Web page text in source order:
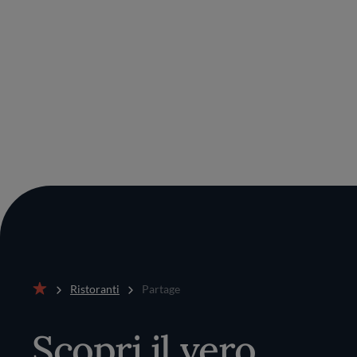
Ristoranti Partage